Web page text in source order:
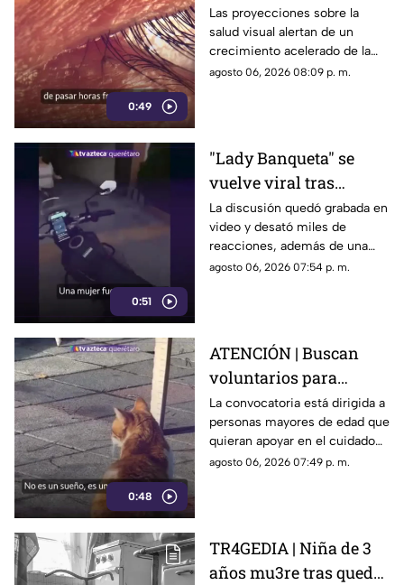
0:49
miope en 2050;
especialistas advierten
las causas
Las proyecciones sobre la
salud visual alertan de un
crecimiento acelerado de la
miopía y señalan que pasar
agosto 06, 2026 08:09 p. m.
0:51
"Lady Banqueta" se
vuelve viral tras
confrontar a un
repartidor; así fue el
momento
La discusión quedó grabada en
video y desató miles de
reacciones, además de una
muestra de apoyo de
agosto 06, 2026 07:54 p. m.
0:48
ATENCIÓN | Buscan
voluntarios para
cuidar gatos en una
isla de Grecia
La convocatoria está dirigida a
personas mayores de edad que
quieran apoyar en el cuidado
de gatos rescatados mientras
agosto 06, 2026 07:49 p. m.
TR4GEDIA | Niña de 3
años mu3re tras quedar